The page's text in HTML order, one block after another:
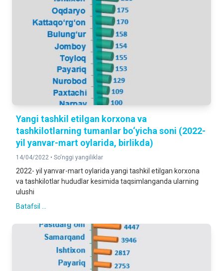
Yangi tashkil etilgan korxona va
tashkilotlarning tumanlar bo‘yicha soni (2022-
yil yanvar-mart oylarida, birlikda)
14/04/2022 • So‘nggi yangiliklar
2022- yil yanvar-mart oylarida yangi tashkil etilgan korxona
va tashkilotlar hududlar kesimida taqsimlanganda ularning
ulushi
Batafsil ...